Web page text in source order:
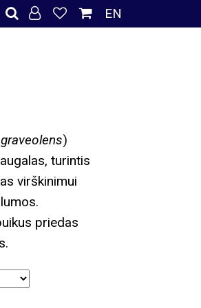
EN
)
turintis
virškinimui
priedas